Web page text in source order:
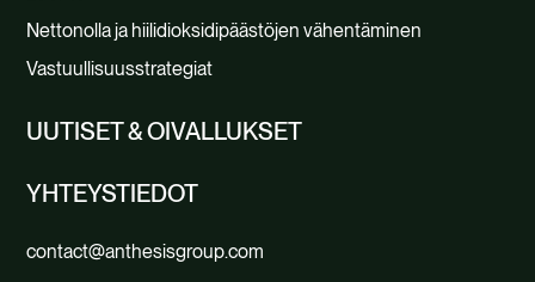
Nettonolla ja hiilidioksidipäästöjen vähentäminen
Vastuullisuusstrategiat
UUTISET & OIVALLUKSET
YHTEYSTIEDOT
contact@anthesisgroup.com